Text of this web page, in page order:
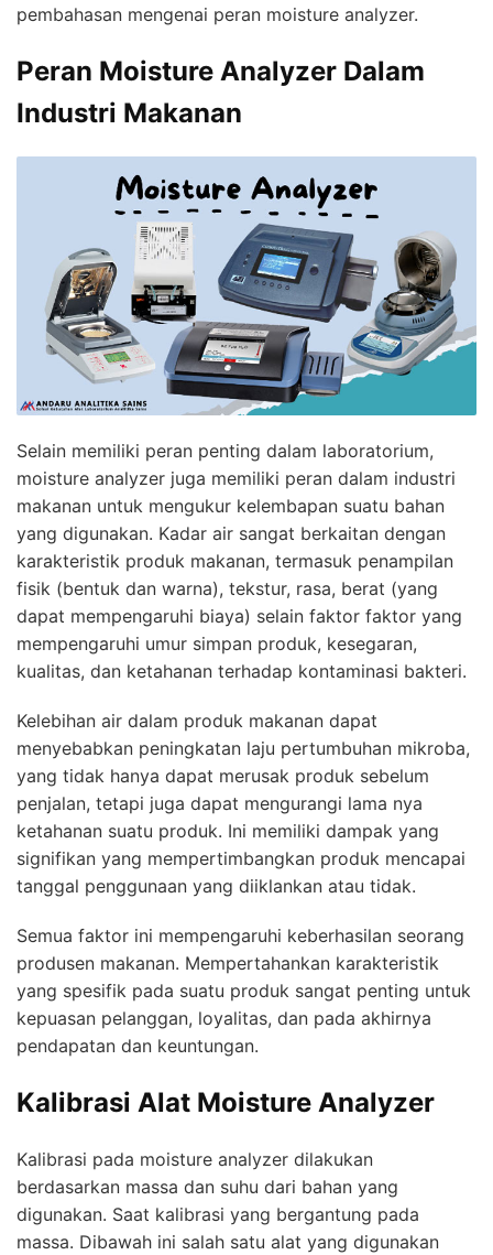
pembahasan mengenai peran moisture analyzer.
Peran Moisture Analyzer Dalam
Industri Makanan
Selain memiliki peran penting dalam laboratorium,
moisture analyzer juga memiliki peran dalam industri
makanan untuk mengukur kelembapan suatu bahan
yang digunakan. Kadar air sangat berkaitan dengan
karakteristik produk makanan, termasuk penampilan
fisik (bentuk dan warna), tekstur, rasa, berat (yang
dapat mempengaruhi biaya) selain faktor faktor yang
mempengaruhi umur simpan produk, kesegaran,
kualitas, dan ketahanan terhadap kontaminasi bakteri.
Kelebihan air dalam produk makanan dapat
menyebabkan peningkatan laju pertumbuhan mikroba,
yang tidak hanya dapat merusak produk sebelum
penjalan, tetapi juga dapat mengurangi lama nya
ketahanan suatu produk. Ini memiliki dampak yang
signifikan yang mempertimbangkan produk mencapai
tanggal penggunaan yang diiklankan atau tidak.
Semua faktor ini mempengaruhi keberhasilan seorang
produsen makanan. Mempertahankan karakteristik
yang spesifik pada suatu produk sangat penting untuk
kepuasan pelanggan, loyalitas, dan pada akhirnya
pendapatan dan keuntungan.
Kalibrasi Alat Moisture Analyzer
Kalibrasi pada moisture analyzer dilakukan
berdasarkan massa dan suhu dari bahan yang
digunakan. Saat kalibrasi yang bergantung pada
massa. Dibawah ini salah satu alat yang digunakan